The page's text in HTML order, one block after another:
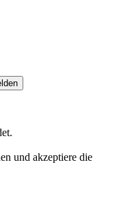
und akzeptiere die